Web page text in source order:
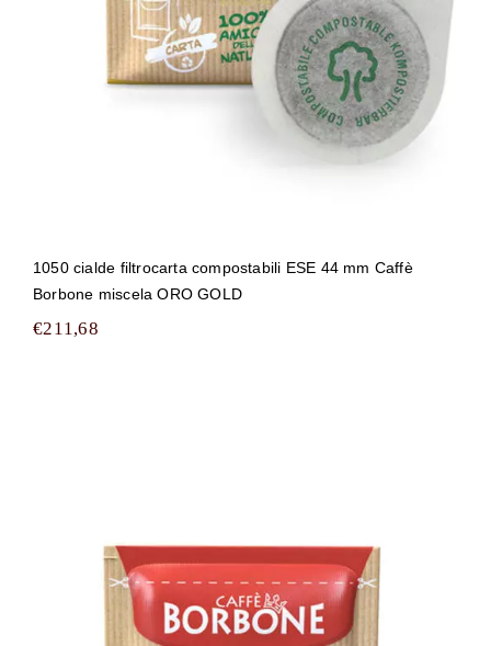
1050 cialde filtrocarta compostabili ESE 44 mm Caffè
Borbone miscela ORO GOLD
€211,68